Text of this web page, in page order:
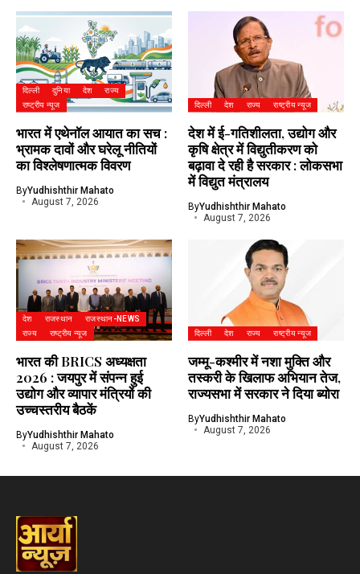
दिल्ली दुनिया देश
राज्य
राष्ट्रीय न्यूज
भारत में एथेनॉल आयात का सच :
भ्रामक दावों और घरेलू नीतियों
का विश्लेषणात्मक विवरण
ByYudhishthir Mahato
August 7, 2026
दिल्ली देश राज्य राष्ट्रीय न्यूज
देश में ई-गतिशीलता, उद्योग और
कृषि क्षेत्र में विद्युतीकरण को
बढ़ावा दे रही है सरकार : लोकसभा
में विद्युत मंत्रालय
ByYudhishthir Mahato
August 7, 2026
देश राजस्थान
राजस्थान-NEWS
राज्य
राष्ट्रीय न्यूज
भारत की BRICS अध्यक्षता
2026 : जयपुर में संपन्न हुई
उद्योग और व्यापार मंत्रियों की
उच्चस्तरीय बैठकें
ByYudhishthir Mahato
August 7, 2026
दिल्ली देश राज्य राष्ट्रीय न्यूज
जम्मू-कश्मीर में नशा मुक्ति और
तस्करी के खिलाफ अभियान तेज,
राज्यसभा में सरकार ने दिया ब्योरा
ByYudhishthir Mahato
August 7, 2026